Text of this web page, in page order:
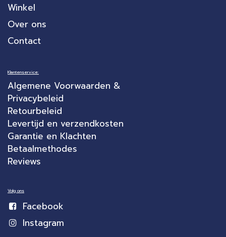
Winkel
Over ons
Contact
Klantenservice:
Algemene Voorwaarden &
Privacybeleid
Retourbeleid
Levertijd en verzendkosten
Garantie en Klachten
Betaalmethodes
Reviews
Volg ons
Facebook
Instagram